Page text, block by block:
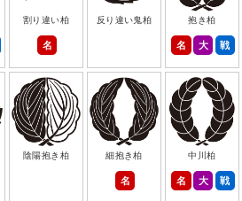
割り違い柏
名
反り違い鬼柏 抱き柏
名 大 戦
陰陽抱き柏 細抱き柏
名
中川柏
名 大 戦